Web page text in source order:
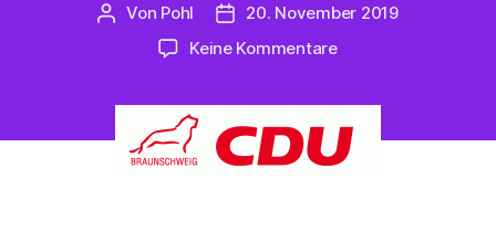
Beitragsautor
Von Pohl Beitragsdatum
20. November 2019
Keine Kommentarezu
in
die